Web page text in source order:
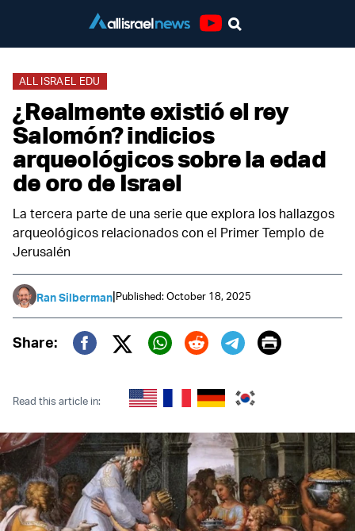
ALL ISRAEL EDU
¿Realmente existió el rey
Salomón? indicios
arqueológicos sobre la edad
de oro de Israel
La tercera parte de una serie que explora los hallazgos
arqueológicos relacionados con el Primer Templo de
Jerusalén
Ran Silberman|Published: October 18, 2025
Share:
Twitter (X)
Print
Read this article in: